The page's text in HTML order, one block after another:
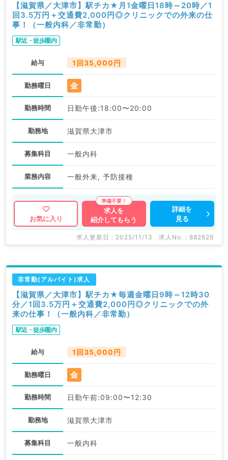
【滋賀県／大津市】駅チカ★月1金曜日18時～20時／1
回3.5万円＋交通費2,000円◎クリニックでの外来の仕
事！（一般内科／非常勤）
駅近・徒歩圏内
給与 1回35,000円
勤務曜日 金
勤務時間 日勤午後:18:00〜20:00
勤務地 滋賀県大津市
募集科目 一般内科
業務内容 一般外来, 予防接種
お気に入り
求人を
紹介してもらう
詳細を
見る
求人更新日 : 2025/11/13 求人No. : 882626
非常勤(アルバイト)求人
【滋賀県／大津市】駅チカ★毎週金曜日9時～12時30
分／1回3.5万円＋交通費2,000円◎クリニックでの外
来の仕事！（一般内科／非常勤）
駅近・徒歩圏内
給与 1回35,000円
勤務曜日 金
勤務時間 日勤午前:09:00〜12:30
勤務地 滋賀県大津市
募集科目 一般内科